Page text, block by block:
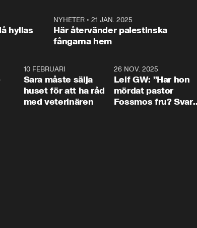
hyllas
NYHETER •21 JAN. 2025
Här återvänder palestinska
fångarna hem
10 FEBRUARI
Sara måste sälja
huset för att ha råd
med veterinären
26 NOV. 2025
Leif GW: ”Har hon
mördat pastor
Fossmos fru? Svar